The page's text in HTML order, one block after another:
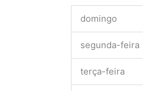
domingo
segunda-feira
terça-feira